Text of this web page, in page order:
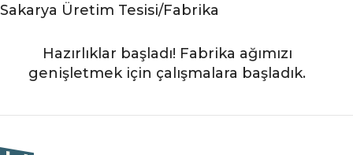
Sakarya Üretim Tesisi/Fabrika
Hazırlıklar başladı! Fabrika ağımızı
genişletmek için çalışmalara başladık.